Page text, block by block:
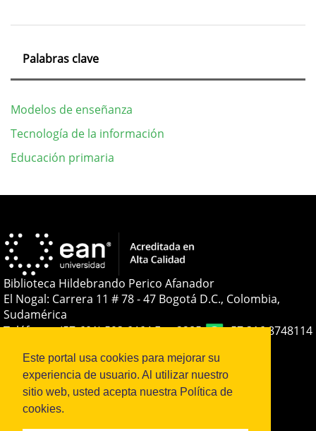
Este portal usa cookies para mejorar su
experiencia de usuario. Al utilizar nuestro
sitio web, usted acepta nuestra Política de
cookies.
Palabras clave
Modelos de enseñanza
Tecnología de la información
Educación primaria
Detalles
artículo
Biblioteca Hildebrando Perico Afanador
El Nogal: Carrera 11 # 78 - 47 Bogotá D.C., Colombia,
Sudamérica
Teléfono:+(57-601) 593 6464 Ext. 2285
+57 316 8748114
E-mail:
soporteojs@universidadean.edu.co
biblioteca@universidadean.edu.co
Sistema OJS - Metabiblioteca |